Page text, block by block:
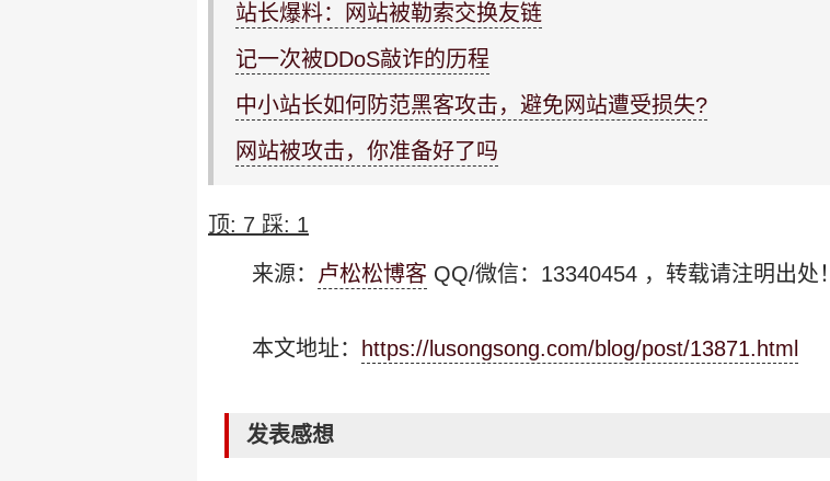
站长爆料：网站被勒索交换友链
记一次被DDoS敲诈的历程
中小站长如何防范黑客攻击，避免网站遭受损失?
网站被攻击，你准备好了吗
顶: 7 踩: 1
来源： 卢松松博客 QQ/微信：13340454 ，转载请注明出处！
本文地址： https://lusongsong.com/blog/post/13871.html
发表感想